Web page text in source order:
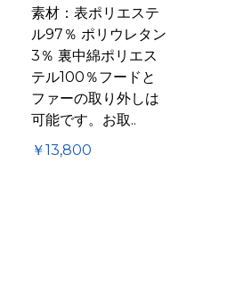
素材：表ポリエステ
ル97％ ポリウレタン
3％ 裏中綿ポリエス
テル100％フードと
ファーの取り外しは
可能です。お取..
￥13,800